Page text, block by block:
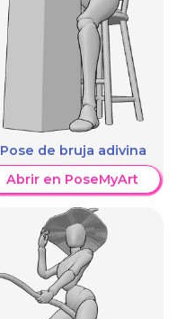
Pose de bruja adivina
Abrir en PoseMyArt